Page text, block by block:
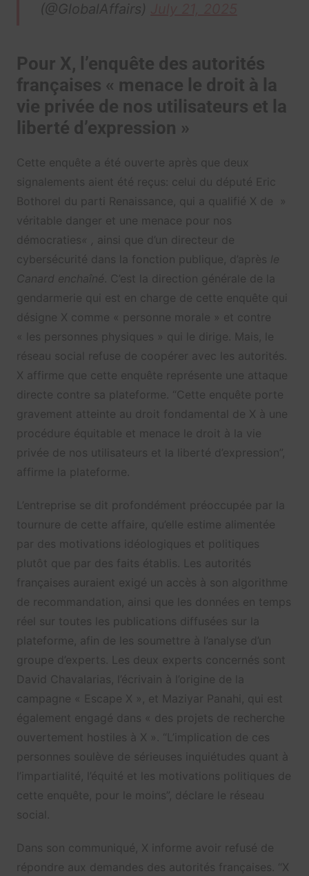
(@GlobalAffairs)
Pour X, l’enquête des autorités
françaises « menace le droit à la
vie privée de nos utilisateurs et la
liberté d’expression »
Cette enquête a été ouverte après que deux
signalements aient été reçus: celui du député Eric
Bothorel du parti Renaissance, qui a qualifié X de »
véritable danger et une menace pour nos
démocraties« , ainsi que d’un directeur de
cybersécurité dans la fonction publique, d’après le
Canard enchaîné . C’est la direction générale de la
gendarmerie qui est en charge de cette enquête qui
désigne X comme « personne morale » et contre
« les personnes physiques » qui le dirige. Mais, le
réseau social refuse de coopérer avec les autorités.
X affirme que cette enquête représente une attaque
directe contre sa plateforme. “Cette enquête porte
gravement atteinte au droit fondamental de X à une
procédure équitable et menace le droit à la vie
privée de nos utilisateurs et la liberté d’expression”,
affirme la plateforme.
L’entreprise se dit profondément préoccupée par la
tournure de cette affaire, qu’elle estime alimentée
par des motivations idéologiques et politiques
plutôt que par des faits établis. Les autorités
françaises auraient exigé un accès à son algorithme
de recommandation, ainsi que les données en temps
réel sur toutes les publications diffusées sur la
plateforme, afin de les soumettre à l’analyse d’un
groupe d’experts. Les deux experts concernés sont
David Chavalarias, l’écrivain à l’origine de la
campagne « Escape X », et Maziyar Panahi, qui est
également engagé dans « des projets de recherche
ouvertement hostiles à X ». “L’implication de ces
personnes soulève de sérieuses inquiétudes quant à
l’impartialité, l’équité et les motivations politiques de
cette enquête, pour le moins”, déclare le réseau
social.
Dans son communiqué, X informe avoir refusé de
répondre aux demandes des autorités françaises. “X